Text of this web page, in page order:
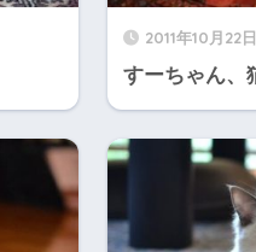
2011年10月22日
すーちゃん、